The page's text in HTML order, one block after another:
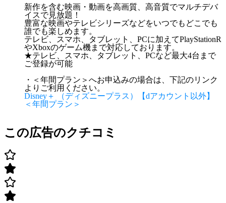
新作を含む映画・動画を高画質、高音質でマルチデバ
イスで見放題！
豊富な映画やテレビシリーズなどをいつでもどこでも
誰でも楽しめます。
テレビ、スマホ、タブレット、PCに加えてPlayStationR
やXboxのゲーム機まで対応しております。
★テレビ、スマホ、タブレット、PCなど最大4台まで
ご登録が可能
・＜年間プラン＞へお申込みの場合は、下記のリンク
よりご利用ください。
Disney＋ （ディズニープラス）【dアカウント以外】
＜年間プラン＞
この広告のクチコミ